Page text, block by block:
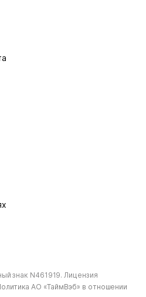
знак N461919. Лицензия
АО «ТаймВэб» в отношении